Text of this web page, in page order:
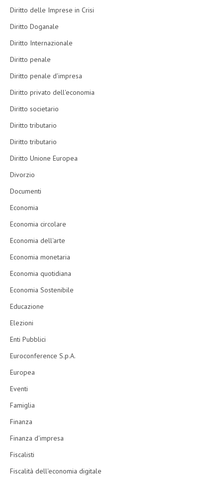
Diritto delle Imprese in Crisi
Diritto Doganale
Diritto Internazionale
Diritto penale
Diritto penale d'impresa
Diritto privato dell'economia
Diritto societario
Diritto tributario
Diritto tributario
Diritto Unione Europea
Divorzio
Documenti
Economia
Economia circolare
Economia dell'arte
Economia monetaria
Economia quotidiana
Economia Sostenibile
Educazione
Elezioni
Enti Pubblici
Euroconference S.p.A.
Europea
Eventi
Famiglia
Finanza
Finanza d'impresa
Fiscalisti
Fiscalità dell'economia digitale